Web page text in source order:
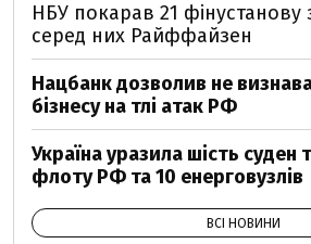
НБУ покарав 21
серед них Райффайзен
Нацбанк дозволив не
бізнесу на тлі атак РФ
Україна уразила шість суден
флоту РФ та 10 енерговузлів
ВСІ НОВИНИ